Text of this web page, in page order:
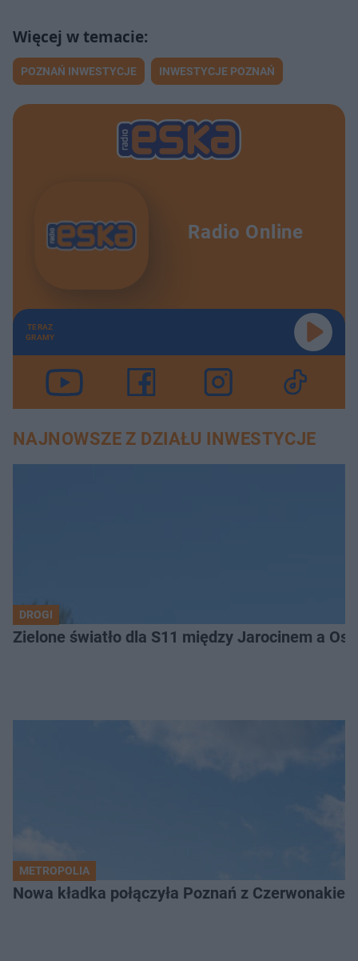
POZNAŃ INWESTYCJE INWESTYCJE POZNAŃ
Radio Online
TERAZ
GRAMY
NAJNOWSZE Z DZIAŁU INWESTYCJE
DROGI
Zielone światło dla S11 między Jarocinem a
METROPOLIA
Nowa kładka połączyła Poznań z